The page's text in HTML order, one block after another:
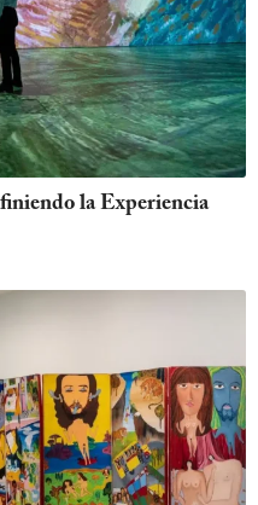
la Experiencia